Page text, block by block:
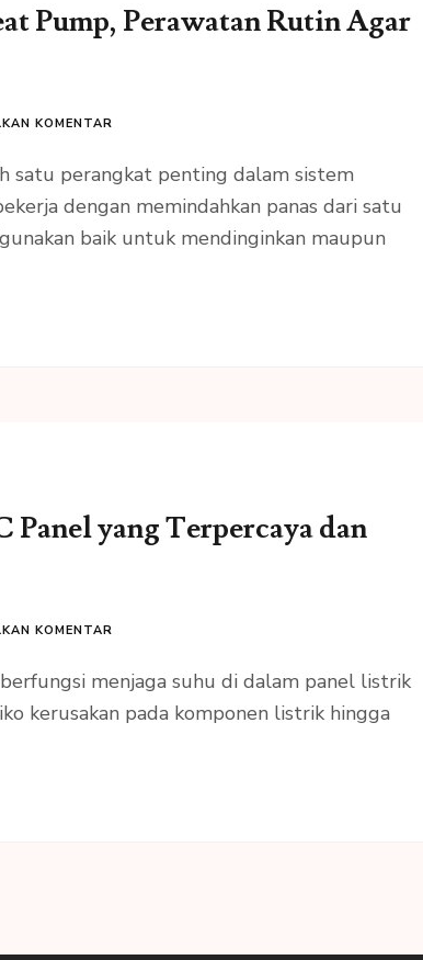
Pump, Perawatan Rutin Agar
KOMENTAR
satu perangkat penting dalam sistem
dengan memindahkan panas dari satu
baik untuk mendinginkan maupun
yang Terpercaya dan
KOMENTAR
menjaga suhu di dalam panel listrik
kerusakan pada komponen listrik hingga